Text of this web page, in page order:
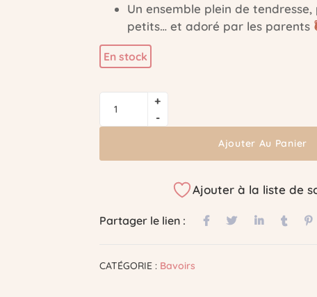
Un ensemble plein de tendresse,
petits… et adoré par les parents
En stock
Ajouter Au Panier
Ajouter à la liste de
Partager le lien :
CATÉGORIE : Bavoirs